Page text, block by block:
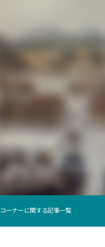
ーナーに関する記事一覧